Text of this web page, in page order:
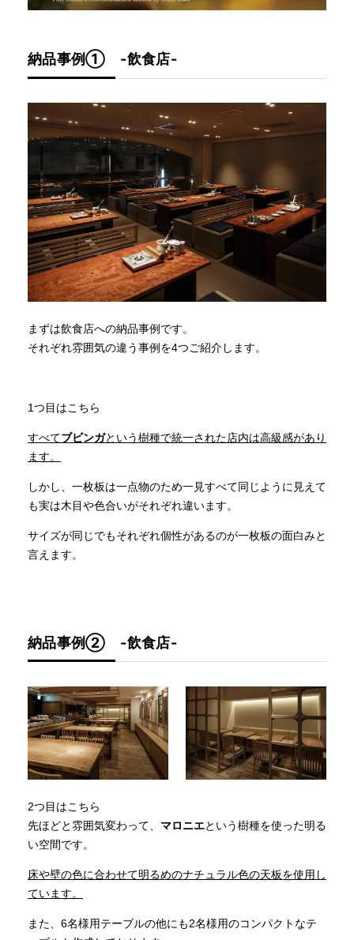
納品事例① -飲食店-
まずは飲食店への納品事例です。
それぞれ雰囲気の違う事例を4つご紹介します。
1つ目はこちら
すべてブビンガという樹種で統一された店内は高級感があり
ます。
しかし、一枚板は一点物のため一見すべて同じように見えて
も実は木目や色合いがそれぞれ違います。
サイズが同じでもそれぞれ個性があるのが一枚板の面白みと
言えます。
納品事例② -飲食店-
2つ目はこちら
先ほどと雰囲気変わって、 マロニエという樹種を使った明る
い空間です。
床や壁の色に合わせて明るめのナチュラル色の天板を使用し
ています。
また、6名様用テーブルの他にも2名様用のコンパクトなテ